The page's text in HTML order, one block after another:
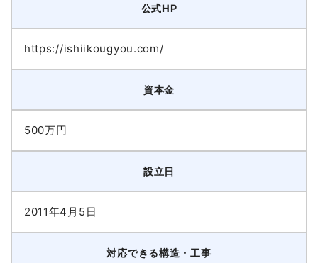
公式HP
https://ishiikougyou.com/
資本金
500万円
設立日
2011年4月5日
対応できる構造・工事